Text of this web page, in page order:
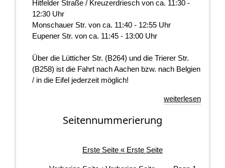
Hitfelder Straße / Kreuzerdriesch von ca. 11:30 -
12:30 Uhr
Monschauer Str. von ca. 11:40 - 12:55 Uhr
Eupener Str. von ca. 11:45 - 13:00 Uhr
Über die Lütticher Str. (B264) und die Trierer Str.
(B258) ist die Fahrt nach Aachen bzw. nach Belgien
/ in die Eifel jederzeit möglich!
weiterlesen
Seitennummerierung
Erste Seite « Erste Seite